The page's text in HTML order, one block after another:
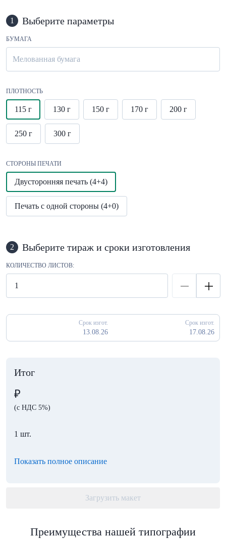
1 Выберите параметры
БУМАГА
Мелованная бумага
ПЛОТНОСТЬ
115 г 130 г 150 г 170 г 200 г
250 г 300 г
СТОРОНЫ ПЕЧАТИ
Двусторонняя печать (4+4)
Печать с одной стороны (4+0)
2 Выберите тираж и сроки изготовления
КОЛИЧЕСТВО ЛИСТОВ:
Срок изгот.
13.08.26
Срок изгот.
17.08.26
Итог
₽
(с НДС 5%)
1 шт.
Показать полное описание
Загрузить макет
Преимущества нашей типографии